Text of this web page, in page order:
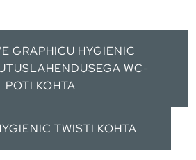
GRAPHICU HYGIENIC
WC-
POTI KOHTA
TWISTI KOHTA